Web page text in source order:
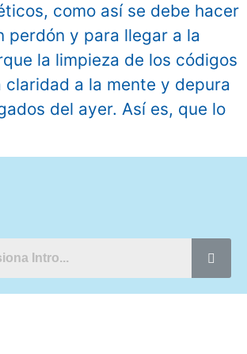
como así se debe hacer
perdón y para llegar a la
la limpieza de los códigos
claridad a la mente y depura
del ayer. Así es, que lo